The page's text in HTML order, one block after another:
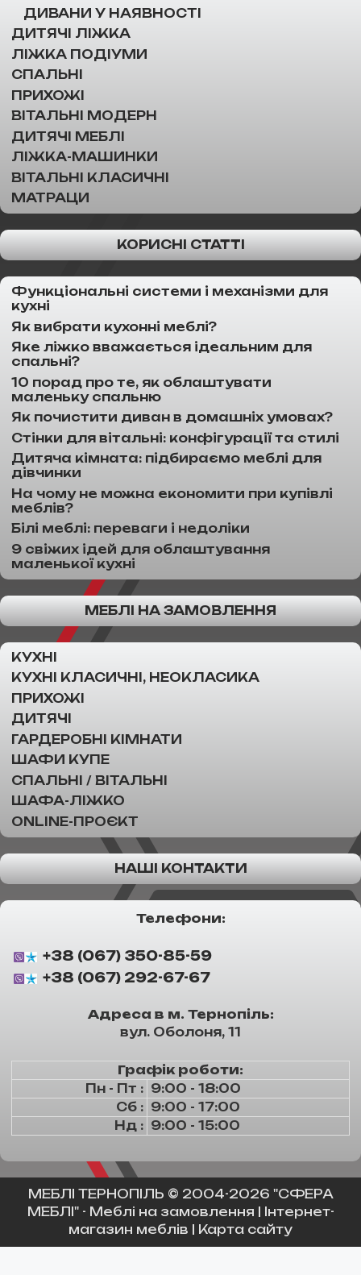
ДИВАНИ У НАЯВНОСТІ
ДИТЯЧІ ЛІЖКА
ЛІЖКА ПОДІУМИ
СПАЛЬНІ
ПРИХОЖІ
ВІТАЛЬНІ МОДЕРН
ДИТЯЧІ МЕБЛІ
ЛІЖКА-МАШИНКИ
ВІТАЛЬНІ КЛАСИЧНІ
МАТРАЦИ
КОРИСНІ СТАТТІ
Функціональні системи і механізми для
кухні
Як вибрати кухонні меблі?
Яке ліжко вважається ідеальним для
спальні?
10 порад про те, як облаштувати
маленьку спальню
Як почистити диван в домашніх умовах?
Стінки для вітальні: конфігурації та стилі
Дитяча кімната: підбираємо меблі для
дівчинки
На чому не можна економити при купівлі
меблів?
Білі меблі: переваги і недоліки
9 свіжих ідей для облаштування
маленької кухні
МЕБЛІ НА ЗАМОВЛЕННЯ
КУХНІ
КУХНІ КЛАСИЧНІ, НЕОКЛАСИКА
ПРИХОЖІ
ДИТЯЧІ
ГАРДЕРОБНІ КІМНАТИ
ШАФИ КУПЕ
СПАЛЬНІ / ВІТАЛЬНІ
ШАФА-ЛІЖКО
ONLINE-ПРОЄКТ
НАШІ КОНТАКТИ
Телефони:
+38 (067) 350-85-59
+38 (067) 292-67-67
Адреса в м. Тернопіль:
вул. Оболоня, 11
Графік роботи:
Пн - Пт : 9:00 - 18:00
Сб : 9:00 - 17:00
Нд : 9:00 - 15:00
МЕБЛІ ТЕРНОПІЛЬ © 2004-2026 "СФЕРА
МЕБЛІ" - Меблі на замовлення
Інтернет-
магазин меблів
Карта сайту